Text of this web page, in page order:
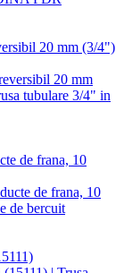
20 mm (3/4")
de frana, 10